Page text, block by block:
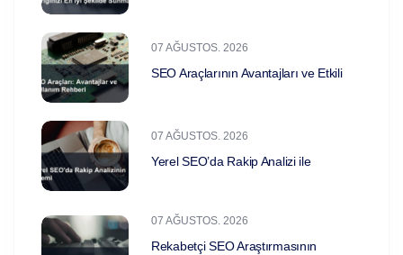
07 AĞUSTOS. 2026
SEO Araçlarının Avantajları ve Etkili
07 AĞUSTOS. 2026
Yerel SEO’da Rakip Analizi ile
07 AĞUSTOS. 2026
Rekabetçi SEO Araştırmasının